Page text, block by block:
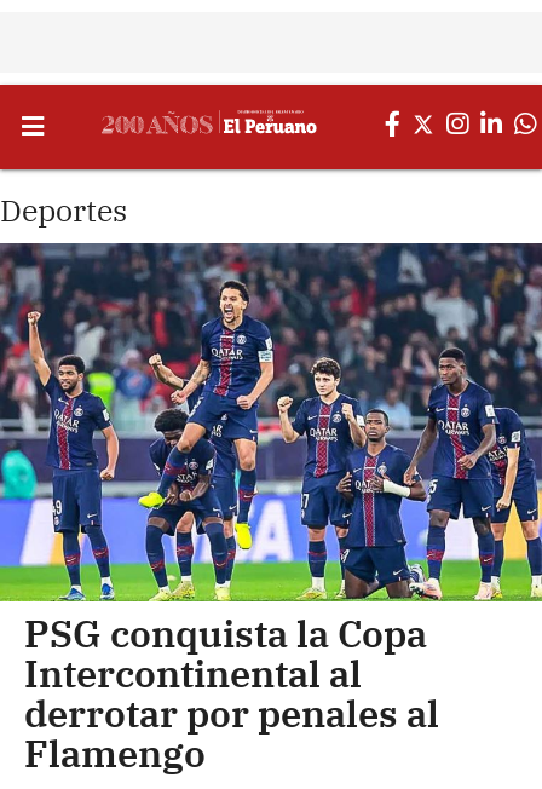
Deportes
PSG conquista la Copa
Intercontinental al
derrotar por penales al
Flamengo